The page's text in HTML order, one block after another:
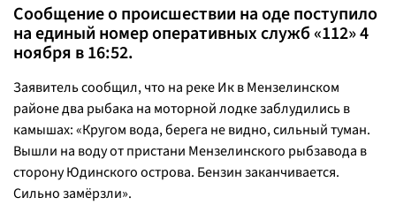
Сообщение о происшествии на оде поступило
на единый номер оперативных служб «112» 4
ноября в 16:52.
Заявитель сообщил, что на реке Ик в Мензелинском
районе два рыбака на моторной лодке заблудились в
камышах: «Кругом вода, берега не видно, сильный туман.
Вышли на воду от пристани Мензелинского рыбзавода в
сторону Юдинского острова. Бензин заканчивается.
Сильно замëрзли».